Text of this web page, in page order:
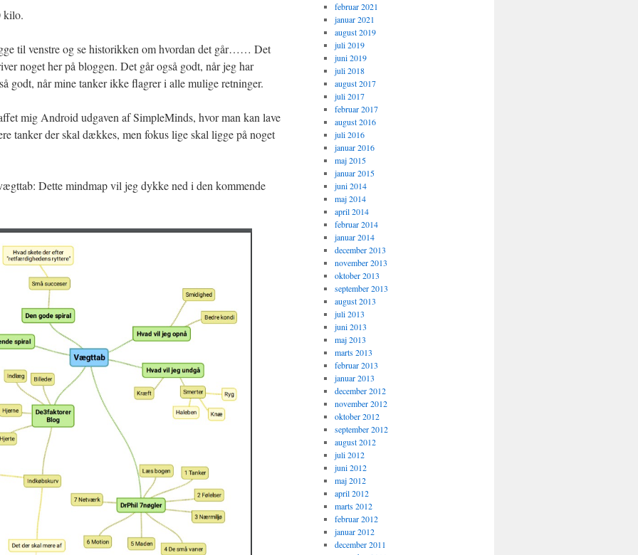
kilo.
til venstre og se historikken om hvordan det går…… Det
noget her på bloggen. Det går også godt, når jeg har
godt, når mine tanker ikke flagrer i alle mulige retninger.
mig Android udgaven af SimpleMinds, hvor man kan lave
tanker der skal dækkes, men fokus lige skal ligge på noget
Dette mindmap vil jeg dykke ned i den kommende
februar 2021
januar 2021
august 2019
juli 2019
juni 2019
juli 2018
august 2017
juli 2017
februar 2017
august 2016
juli 2016
januar 2016
maj 2015
januar 2015
juni 2014
maj 2014
april 2014
februar 2014
januar 2014
december 2013
november 2013
oktober 2013
september 2013
august 2013
juli 2013
juni 2013
maj 2013
marts 2013
februar 2013
januar 2013
december 2012
november 2012
oktober 2012
september 2012
august 2012
juli 2012
juni 2012
maj 2012
april 2012
marts 2012
februar 2012
januar 2012
december 2011